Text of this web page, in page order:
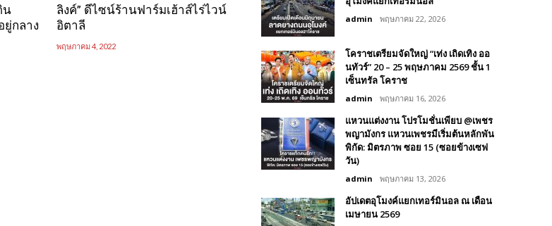
น
ยู่กลาง
ลิงค์” ดีไซน์ร้านฟาร์มเฮ้าส์ไร่ไวน์
อิตาลี
พฤษภาคม 4, 2022
admin พฤษภาคม 22, 2026
โคราชเตรียมจัดใหญ่ “เท่ง เถิดเทิง ออ
นทัวร์” 20 – 25 พฤษภาคม 2569 ชั้น 1
เซ็นทรัล โคราช
admin พฤษภาคม 16, 2026
แหวนแต่งงาน โปรโมชั่นเพียบ @เพชร
พญามังกร แหวนเพชรมีเริ่มต้นหลักพัน
พิกัด: มิตรภาพ ซอย 15 (ซอยข้างเซฟ
วัน)
admin พฤษภาคม 13, 2026
อัปเดตอุโมงค์แยกเทอร์มินอล ณ เดือน
เมษายน 2569